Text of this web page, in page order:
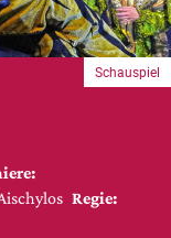
Regie:
Schauspiel